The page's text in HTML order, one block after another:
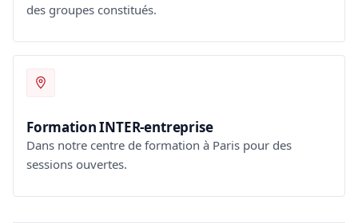
des groupes constitués.
Formation INTER-entreprise
Dans notre centre de formation à Paris pour des
sessions ouvertes.